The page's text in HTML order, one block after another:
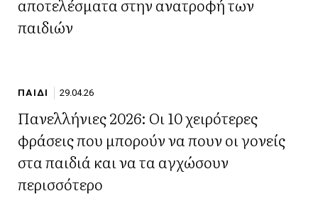
αποτελέσματα στην ανατροφή των
παιδιών
ΠΑΙΔΙ 29.04.26
Πανελλήνιες 2026: Οι 10 χειρότερες
φράσεις που μπορούν να πουν οι γονείς
στα παιδιά και να τα αγχώσουν
περισσότερο